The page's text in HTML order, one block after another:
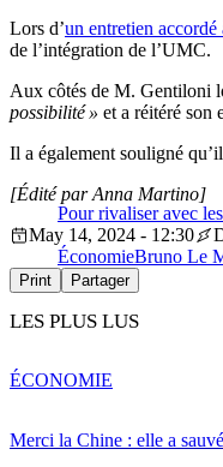
Lors d’un entretien
de l’intégration de l’UMC.
Aux côtés de M. Gentiloni
possibilité » et a réitéré son
Il a également souligné
Pour rivaliser avec
[Édité par Anna Martino]
May 14, 2024 - 12:30
ÉconomieBruno Le
Print Partager
LES PLUS LUS
Merci la Chine : elle a
ÉCONOMIE